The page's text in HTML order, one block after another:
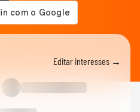
Editar interesses →